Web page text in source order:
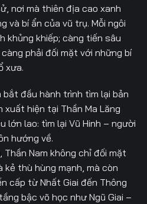
nơi mà thiên địa cao xanh
và bí ẩn của vũ trụ. Mỗi ngôi
khủng khiếp; càng tiến sâu
phải đối mặt với những bí
xưa.
bắt đầu hành trình tìm lại bản
xuất hiện tại Thần Ma Lăng
lớn lao: tìm lại Vũ Hinh – người
hướng về.
Thần Nam không chỉ đối mặt
thù hùng mạnh, mà còn
cấp từ Nhất Giai đến Thông
bậc võ học như Ngũ Giai –